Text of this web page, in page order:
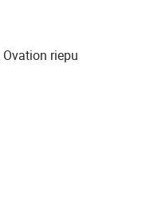
Ovation riepu